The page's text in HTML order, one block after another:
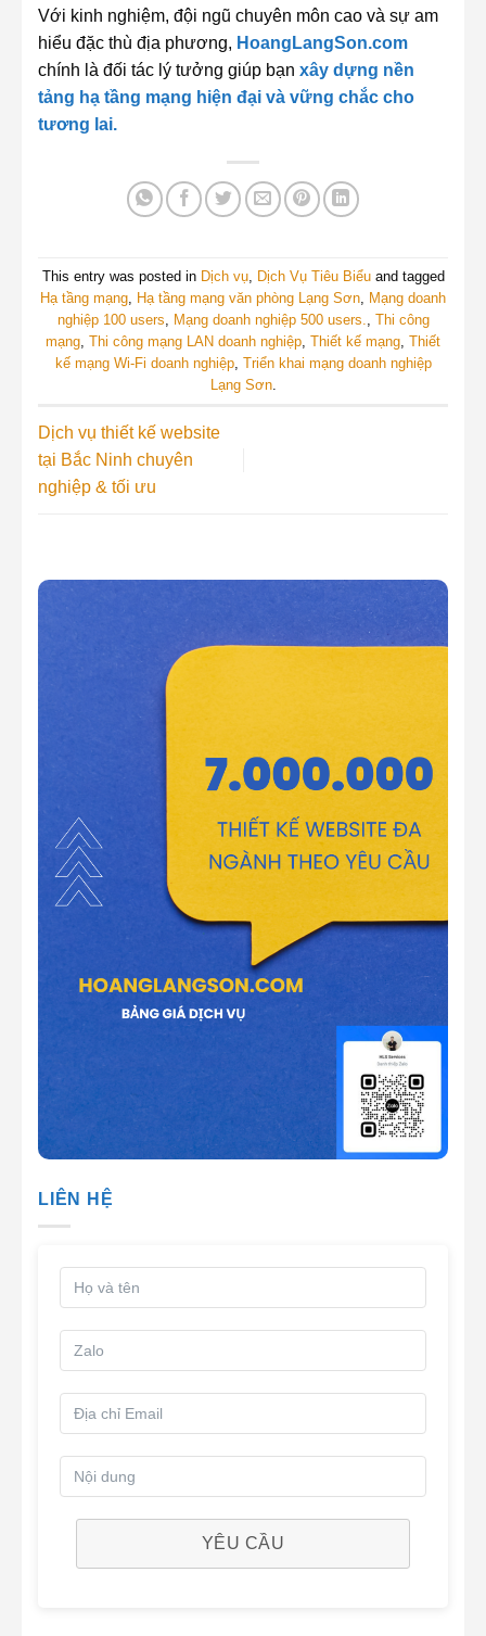
Với kinh nghiệm, đội ngũ chuyên môn cao và sự am
hiểu đặc thù địa phương, HoangLangSon.com
chính là đối tác lý tưởng giúp bạn xây dựng nền
tảng hạ tầng mạng hiện đại và vững chắc cho
tương lai.
This entry was posted in Dịch vụ, Dịch Vụ Tiêu Biểuand tagged
Hạ tầng mạng Hạ tầng mạng văn phòng Lạng Sơn Mạng doanh
nghiệp 100 users
Mạng doanh nghiệp 500 users.
Thi công
mạng Thi công mạng LAN doanh nghiệp Thiết kế mạng Thiết
kế mạng Wi-Fi doanh nghiệp, Triển khai mạng doanh nghiệp
Lạng Sơn.
Dịch vụ thiết kế website
tại Bắc Ninh chuyên
nghiệp & tối ưu
LIÊN HỆ
YÊU CẦU